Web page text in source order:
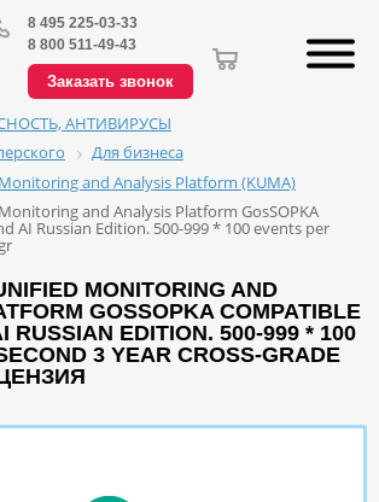
8 495 225-03-33
8 800 511-49-43
Заказать звонок
АНТИВИРУСЫ
Для бизнеса
and Analysis Platform (KUMA)
and Analysis Platform GosSOPKA
AI Russian Edition. 500-999 * 100 events per
MONITORING AND
GOSSOPKA COMPATIBLE
RUSSIAN EDITION. 500-999 * 100
3 YEAR CROSS-GRADE